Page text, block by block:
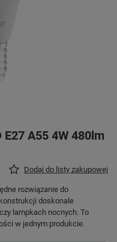
A55 4W 480lm
Dodaj do listy zakupowej
rozwiązanie do
doskonale
lampkach nocnych. To
w jednym produkcie.